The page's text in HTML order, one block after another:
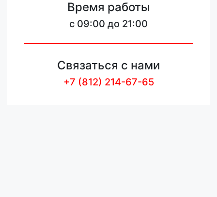
Время работы
c 09:00 до 21:00
Связаться с нами
+7 (812) 214-67-65